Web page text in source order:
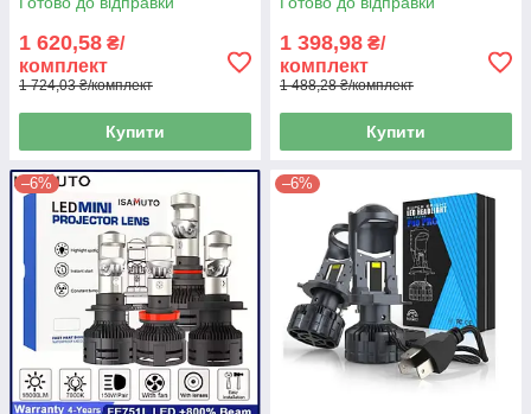
Canbus Y3
1 620,58 ₴/
комплект
1 724,03 ₴/комплект
Купити
36VCanbus F40Mini+350%
1 398,98 ₴/
комплект
1 488,28 ₴/комплект
Купити
–6% –6%